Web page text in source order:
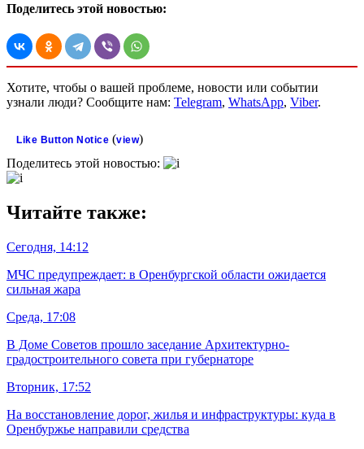
Поделитесь этой новостью:
Хотите, чтобы о вашей проблеме, новости или событии
узнали люди? Сообщите нам: Telegram, WhatsApp, Viber.
Like Button Notice (view)
Поделитесь этой новостью:
Читайте также:
Сегодня, 14:12
МЧС предупреждает: в Оренбургской области ожидается
сильная жара
Среда, 17:08
В Доме Советов прошло заседание Архитектурно-
градостроительного совета при губернаторе
Вторник, 17:52
На восстановление дорог, жилья и инфраструктуры: куда в
Оренбуржье направили средства